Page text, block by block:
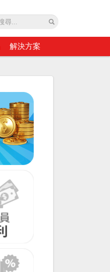
解決方案